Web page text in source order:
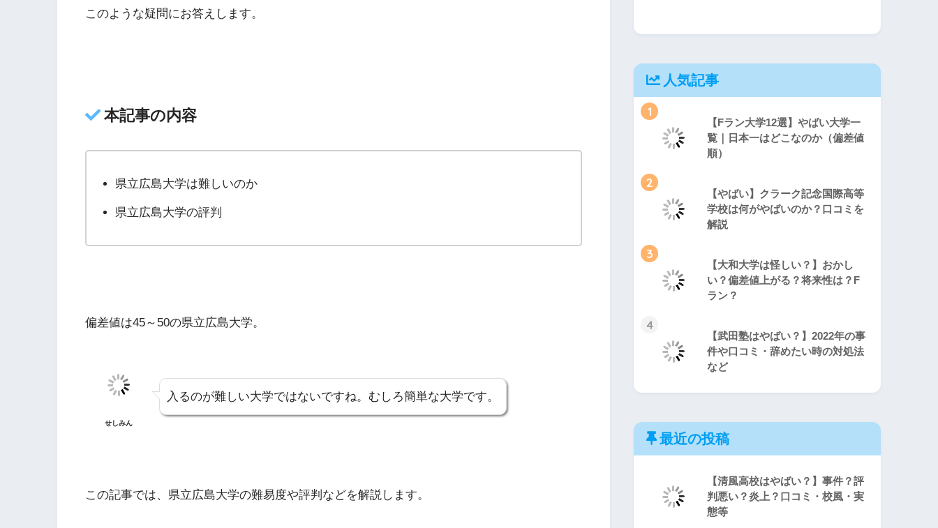
このような疑問にお答えします。
本記事の内容
県立広島大学は難しいのか
県立広島大学の評判
偏差値は45～50の県立広島大学。
せしみん
入るのが難しい大学ではないですね。むしろ簡単な大学です。
この記事では、県立広島大学の難易度や評判などを解説します。
人気記事
1
【Fラン大学12選】やばい大学一
覧｜日本一はどこなのか（偏差値
順）
2
【やばい】クラーク記念国際高等
学校は何がやばいのか？口コミを
解説
3
【大和大学は怪しい？】おかし
い？偏差値上がる？将来性は？F
ラン？
4
【武田塾はやばい？】2022年の事
件や口コミ・辞めたい時の対処法
など
最近の投稿
【清風高校はやばい？】事件？評
判悪い？炎上？口コミ・校風・実
態等